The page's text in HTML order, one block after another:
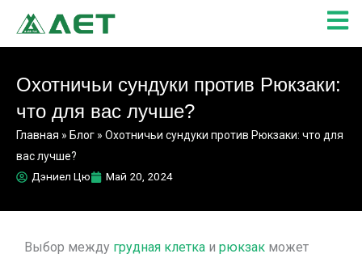
содержимому
Охотничьи сундуки против Рюкзаки:
что для вас лучше?
Главная » Блог » Охотничьи сундуки против Рюкзаки: что для
вас лучше?
Дэниел Цю
Май 20, 2024
Выбор между грудная клетка и рюкзак может